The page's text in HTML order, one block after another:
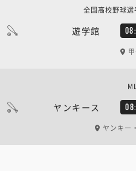
遊学館
全国高校野
ヤンキース
ヤンキー